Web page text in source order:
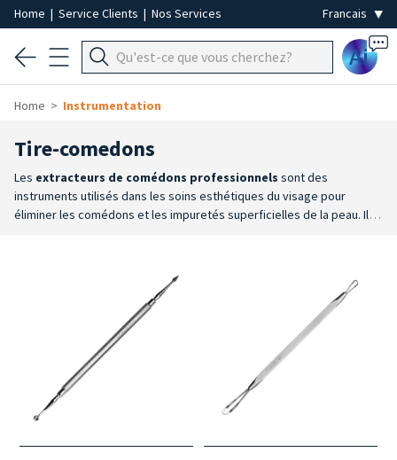
Home | Service Clients | Nos Services
Ai
Home Instrumentation
Tire-comedons
Les extracteurs de comédons professionnels sont des
instruments utilisés dans les soins esthétiques du visage pour
éliminer les comédons et les impuretés superficielles de la peau. Ils
contrôlée des comédons et des impuretés superficielles lors des
Précision maximale
: leurs embouts permettent
d’intervenir avec précision sur les différentes zones du visage,
favorisant ainsi une utilisation pratique et maîtrisée.Acier
: fabriqués en acier inoxydable, ils sont adaptés aux
procédures de désinfection et de stérilisation, garantissant
résistance, fiabilité et longue durée de vie.Facilité d’utilisation
instruments conçus pour offrir une prise en main stable et un bon